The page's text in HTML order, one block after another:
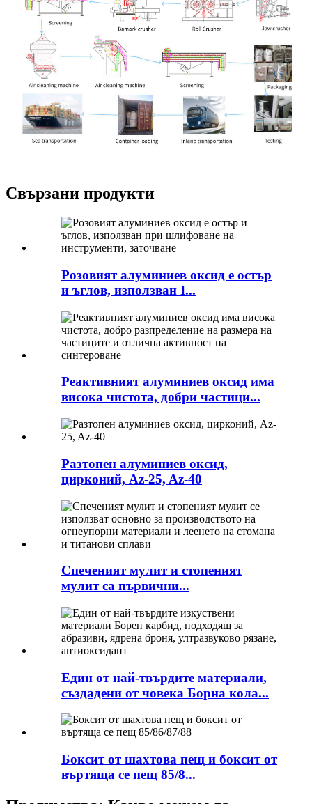
Свързани продукти
Розовият алуминиев оксид е остър
и ъглов, използван I...
Реактивният алуминиев оксид има
висока чистота, добри частици...
Разтопен алуминиев оксид,
цирконий, Az-25, Az-40
Спеченият мулит и стопеният
мулит са първични...
Един от най-твърдите материали,
създадени от човека Борна кола...
Боксит от шахтова пещ и боксит от
въртяща се пещ 85/8...